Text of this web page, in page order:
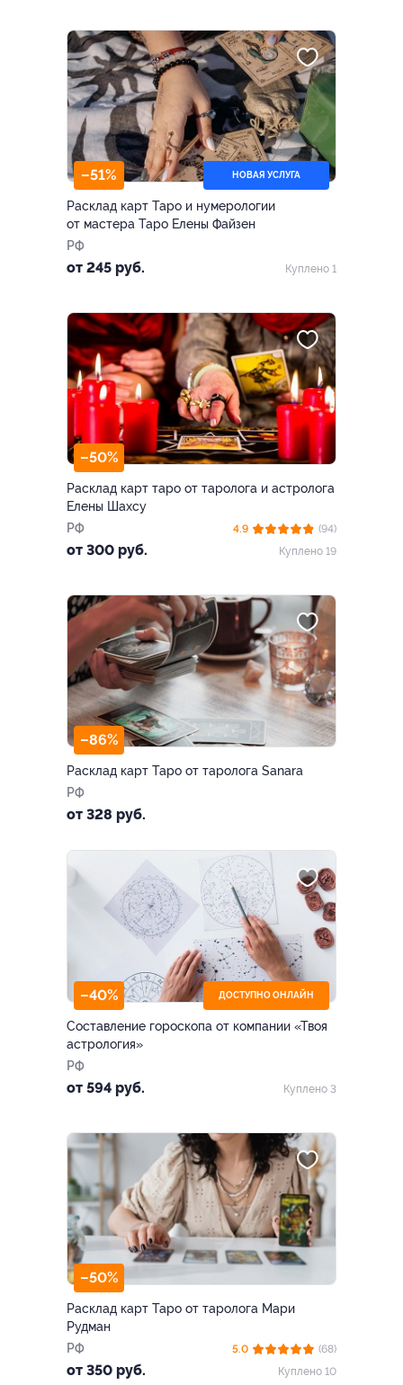
–51% НОВАЯ УСЛУГА
Расклад карт Таро и нумерологии
от мастера Таро Елены Файзен
РФ
от 245 руб. Куплено 1
–50%
Расклад карт таро от таролога и астролога
Елены Шахсу
РФ
от 300 руб.
4.9
(94)
Куплено 19
–86%
Расклад карт Таро от таролога Sanara
РФ
от 328 руб.
–40% ДОСТУПНО ОНЛАЙН
Составление гороскопа от компании «Твоя
астрология»
РФ
от 594 руб. Куплено 3
–50%
Расклад карт Таро от таролога Мари
Рудман
РФ
от 350 руб.
5.0
(68)
Куплено 10